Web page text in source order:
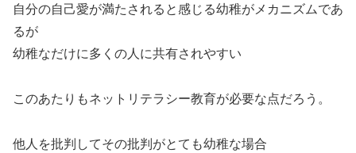
自分の自己愛が満たされると感じる幼稚がメカニズムであ
るが
幼稚なだけに多くの人に共有されやすい
このあたりもネットリテラシー教育が必要な点だろう。
他人を批判してその批判がとても幼稚な場合